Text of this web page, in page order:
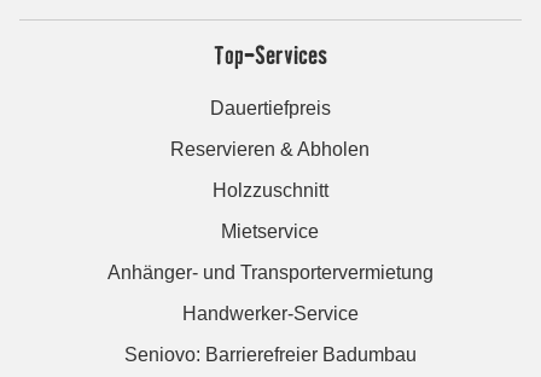
Top-Services
Dauertiefpreis
Reservieren & Abholen
Holzzuschnitt
Mietservice
Anhänger- und Transportervermietung
Handwerker-Service
Seniovo: Barrierefreier Badumbau